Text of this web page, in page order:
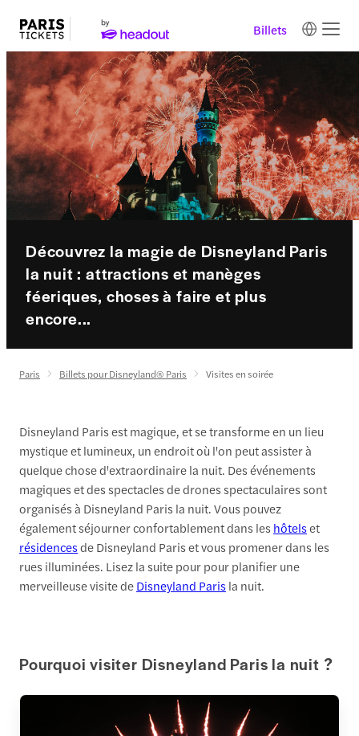
Billets
Découvrez la magie de Disneyland Paris
la nuit : attractions et manèges
féeriques, choses à faire et plus
encore...
Paris Billets pour Disneyland® Paris Visites en soirée
Disneyland Paris est magique, et se transforme en un lieu
mystique et lumineux, un endroit où l'on peut assister à
quelque chose d'extraordinaire la nuit. Des événements
magiques et des spectacles de drones spectaculaires sont
organisés à Disneyland Paris la nuit. Vous pouvez
également séjourner confortablement dans les hôtelset
résidencesde Disneyland Paris et vous promener dans les
rues illuminées. Lisez la suite pour pour planifier une
merveilleuse visite deDisneyland Paris la nuit.
Pourquoi visiter Disneyland Paris la nuit ?